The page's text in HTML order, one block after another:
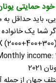
حمایتی یونان
بانو، فرزند زیر 18 سال )
income:
جهان از جمله